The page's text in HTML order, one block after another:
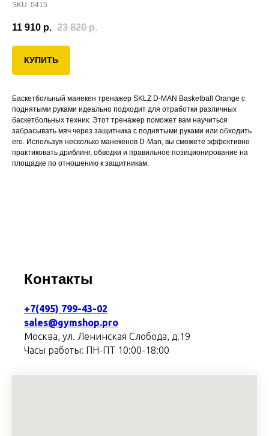
SKU: 0415
11 910 р. 23 820 р.
КУПИТЬ
Баскетбольный манекен тренажер SKLZ D-MAN Basketball Orange с
поднятыми руками идеально подходит для отработки различных
баскетбольных техник. Этот тренажер поможет вам научиться
забрасывать мяч через защитника с поднятыми руками или обходить
его. Используя несколько манекенов D-Man, вы сможете эффективно
практиковать дриблинг, обводки и правильное позиционирование на
площадке по отношению к защитникам.
Контакты
+7(495) 799-43-02
sales@gymshop.pro
Москва, ул. Ленинская Слобода, д.19
Часы работы: ПН-ПТ 10:00-18:00